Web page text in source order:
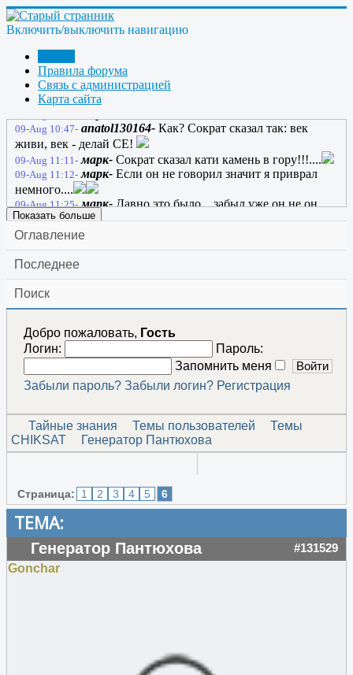
Включить/выключить навигацию
Правила форума
Связь с администрацией
Карта сайта
08-Aug 21:30- марк-Самозапит через стихи мы
создадим!!!.....
ЖекаК; нахое настроение нам не
нужно, как и нахой футбол
08-Aug 21:55- anatol130164-
Пускай оно не может быть, Пускай оно печалью станет, Но
как на свете без CЕ прожить?
09-Aug 10:47- anatol130164- Как? Сократ сказал так: век
живи, век - делай СЕ!
09-Aug 11:11- марк- Сократ сказал кати камень в гору!!!....
09-Aug 11:12- марк- Если он не говорил значит я приврал
немного....
09-Aug 11:25- марк-Давно это было... забыл уже он не он.....
Показать больше
Оглавление
Последнее
Поиск
Добро пожаловать, Гость
Логин:
Пароль:
Запомнить меня
Забыли пароль? Забыли логин? Регистрация
Тайные знания Темы пользователей
Темы
CHIKSAT
Генератор Пантюхова
Страница: 1 2 3 4 5 6
ТЕМА:
Генератор Пантюхова #131529
Gonchar